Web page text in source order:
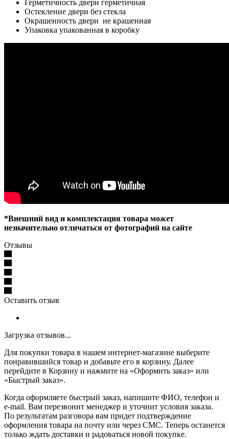
Герметичность двери герметичная
Остекление двери без стекла
Окрашенность двери не крашенная
Упаковка упакованная в коробку
*Внешний вид и комплектация товара может
незначительно отличаться от фотографий на сайте
Отзывы
Оставить отзыв
Загрузка отзывов...
Для покупки товара в нашем интернет-магазине выберите
понравившийся товар и добавьте его в корзину. Далее
перейдите в Корзину и нажмите на «Оформить заказ» или
«Быстрый заказ».
Когда оформляете быстрый заказ, напишите ФИО, телефон и
e-mail. Вам перезвонит менеджер и уточнит условия заказа.
По результатам разговора вам придет подтверждение
оформления товара на почту или через СМС. Теперь останется
только ждать доставки и радоваться новой покупке.